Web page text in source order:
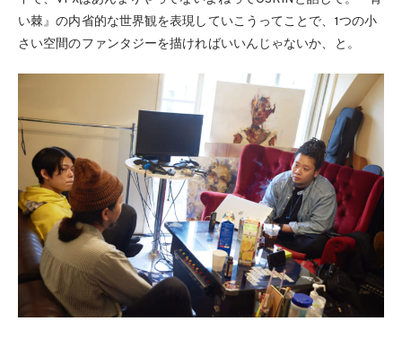
い棘』の内省的な世界観を表現していこうってことで、1つの小
さい空間のファンタジーを描ければいいんじゃないか、と。